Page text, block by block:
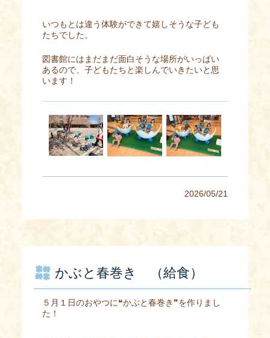
いつもとは違う体験ができて嬉しそうな子ども
たちでした。
図書館にはまだまだ面白そうな場所がいっぱい
あるので、子どもたちと楽しんでいきたいと思
います！
2026/05/21
かぶと春巻き （給食）
５月１日のおやつに❝かぶと春巻き❞を作りまし
た！